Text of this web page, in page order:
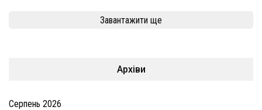
Завантажити ще
Архіви
Серпень 2026